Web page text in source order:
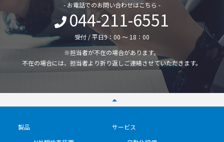
- お電話でのお問い合わせはこちら -
044-211-6551
受付 / 平日9：00 ～ 18：00
※担当者が不在の場合があります。
不在の場合には、担当者より折り返しご連絡させていただきます。
製品
サービス